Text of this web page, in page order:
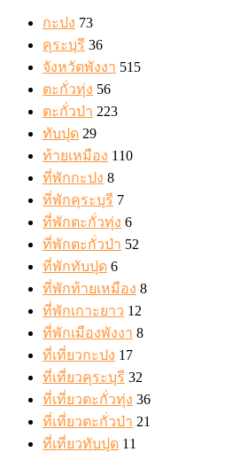
กะปง 73
คุระบุรี 36
จังหวัดพังงา 515
ตะกั่วทุ่ง 56
ตะกั่วป่า 223
ทับปุด 29
ท้ายเหมือง 110
ที่พักกะปง 8
ที่พักคุระบุรี 7
ที่พักตะกั่วทุ่ง 6
ที่พักตะกั่วป่า 52
ที่พักทับปุด 6
ที่พักท้ายเหมือง 8
ที่พักเกาะยาว 12
ที่พักเมืองพังงา 8
ที่เที่ยวกะปง 17
ที่เที่ยวคุระบุรี 32
ที่เที่ยวตะกั่วทุ่ง 36
ที่เที่ยวตะกั่วป่า 21
ที่เที่ยวทับปุด 11